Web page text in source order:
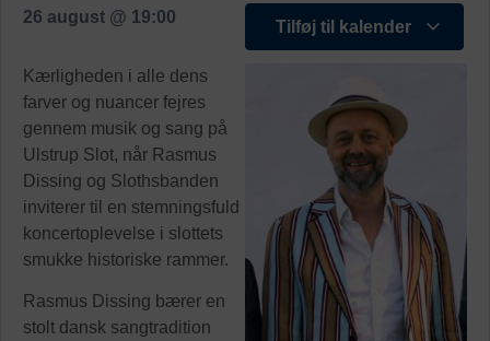
26 august @ 19:00
Tilføj til kalender
Kærligheden i alle dens
farver og nuancer fejres
gennem musik og sang på
Ulstrup Slot, når Rasmus
Dissing og Slothsbanden
inviterer til en stemningsfuld
koncertoplevelse i slottets
smukke historiske rammer.
Rasmus Dissing bærer en
stolt dansk sangtradition